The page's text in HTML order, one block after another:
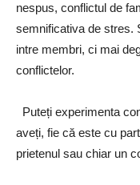
nespus, conflictul de
semnificativa de stres.
intre membri, ci mai
conflictelor.
Puteți experimenta
aveți, fie că este cu
prietenul sau chiar un